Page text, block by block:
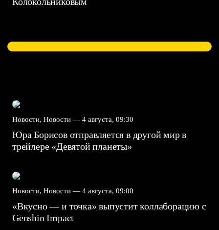
Новости, Новости — 4 августа, 09:30
Юра Борисов отправляется в другой мир в
трейлере «Девятой планеты»
Новости, Новости — 4 августа, 09:00
«Вкусно — и точка» выпустит коллаборацию с
Genshin Impact⁠⁠